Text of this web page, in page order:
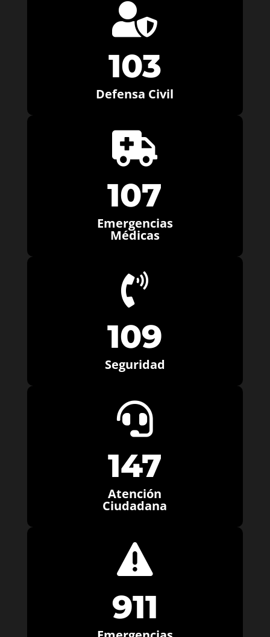

103
Defensa Civil

107
Emergencias
Médicas

109
Seguridad

147
Atención
Ciudadana

911